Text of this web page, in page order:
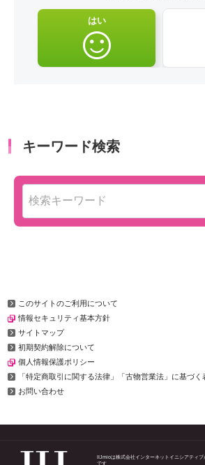
はい
このサイトのご利用について
情報セキュリティ基本方針
サイトマップ
初期契約解除について
個人情報保護ポリシー
「特定商取引に関する法律」「古物営業法」に基づく
お問い合わせ
IIJmioは株式会社インターネットイニシアティ
です